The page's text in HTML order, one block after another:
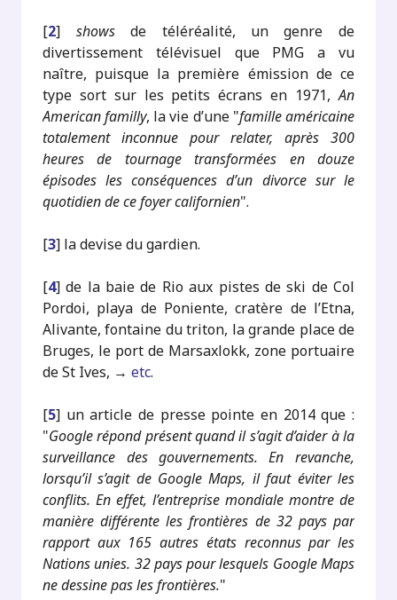
[2] showsde téléréalité, un genre de
divertissement télévisuel que PMG a vu
naître, puisque la première émission de ce
type sort sur les petits écrans en 1971,An
American familly, la vie d’une "famille américaine
totalement inconnue pour relater, après 300
heures de tournage transformées en douze
épisodes les conséquences d’un divorce sur le
quotidien de ce foyer californien".
[3] la devise du gardien.
[4]de la baie de Rio aux pistes de ski de Col
Pordoi, playa de Poniente, cratère de l’Etna,
Alivante, fontaine du triton, la grande place de
Bruges, le port de Marsaxlokk, zone portuaire
de St Ives, →etc.
[5] un article de presse pointe en 2014 que :
"Google répond présent quand il s’agit d’aider à la
surveillance des gouvernements. En revanche,
lorsqu’il s’agit de Google Maps, il faut éviter les
conflits. En effet, l’entreprise mondiale montre de
manière différente les frontières de 32 pays par
rapport aux 165 autres états reconnus par les
Nations unies. 32 pays pour lesquels Google Maps
ne dessine pas les frontières."